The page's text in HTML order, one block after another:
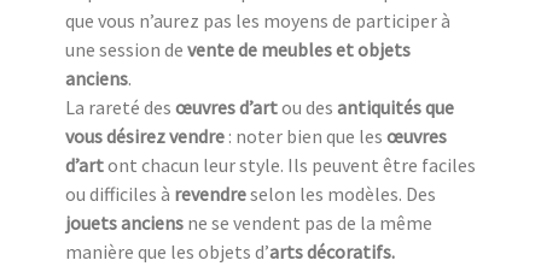
que vous n’aurez pas les moyens de participer à
une session de vente de meubles et objets
anciens.
La rareté des œuvres d’artou des antiquités que
vous désirez vendre : noter bien que les œuvres
d’artont chacun leur style. Ils peuvent être faciles
ou difficiles à revendreselon les modèles. Des
jouets anciens ne se vendent pas de la même
manière que les objets d’arts décoratifs.